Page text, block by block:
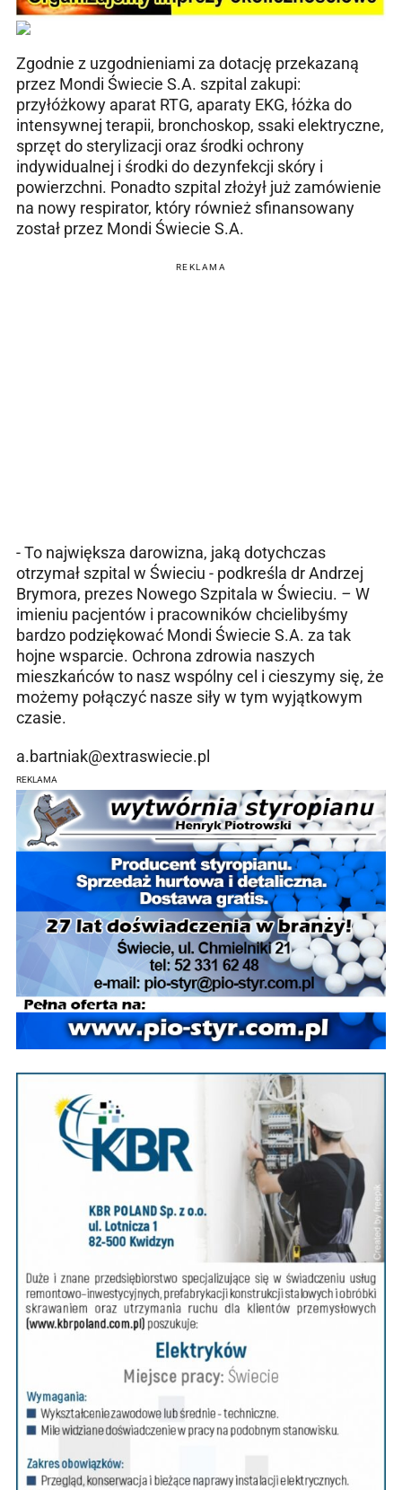
Zgodnie z uzgodnieniami za dotację przekazaną
przez Mondi Świecie S.A. szpital zakupi:
przyłóżkowy aparat RTG, aparaty EKG, łóżka do
intensywnej terapii, bronchoskop, ssaki elektryczne,
sprzęt do sterylizacji oraz środki ochrony
indywidualnej i środki do dezynfekcji skóry i
powierzchni. Ponadto szpital złożył już zamówienie
na nowy respirator, który również sfinansowany
został przez Mondi Świecie S.A.
REKLAMA
- To największa darowizna, jaką dotychczas
otrzymał szpital w Świeciu - podkreśla dr Andrzej
Brymora, prezes Nowego Szpitala w Świeciu. – W
imieniu pacjentów i pracowników chcielibyśmy
bardzo podziękować Mondi Świecie S.A. za tak
hojne wsparcie. Ochrona zdrowia naszych
mieszkańców to nasz wspólny cel i cieszymy się, że
możemy połączyć nasze siły w tym wyjątkowym
czasie.
a.bartniak@extraswiecie.pl
REKLAMA